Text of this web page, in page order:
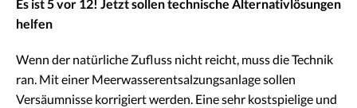
Es ist 5 vor 12! Jetzt sollen technische Alternativlösungen
helfen
Wenn der natürliche Zufluss nicht reicht, muss die Technik
ran. Mit einer Meerwasserentsalzungsanlage sollen
Versäumnisse korrigiert werden. Eine sehr kostspielige und